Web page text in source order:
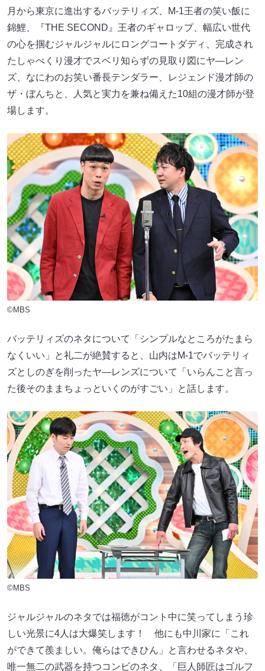
月から東京に進出するバッテリィズ、M-1王者の笑い飯に
錦鯉、『THE SECOND』王者のギャロップ、幅広い世代
の心を掴むジャルジャルにロングコートダディ、完成され
たしゃべくり漫才でスベリ知らずの見取り図にヤ―レン
ズ、なにわのお笑い番長テンダラー、レジェンド漫才師の
ザ・ぼんちと、人気と実力を兼ね備えた10組の漫才師が登
場します。
©MBS
バッテリィズのネタについて「シンプルなところがたまら
なくいい」と礼二が絶賛すると、山内はM-1でバッテリィ
ズとしのぎを削ったヤ―レンズについて「いらんこと言っ
た後そのままちょっといくのがすごい」と話します。
©MBS
ジャルジャルのネタでは福徳がコント中に笑ってしまう珍
しい光景に4人は大爆笑します！ 他にも中川家に「これ
ができて羨ましい。俺らはできひん」と言わせるネタや、
唯一無二の武器を持つコンビのネタ、「巨人師匠はゴルフ